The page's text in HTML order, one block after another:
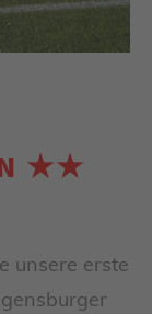
★★
unsere erste